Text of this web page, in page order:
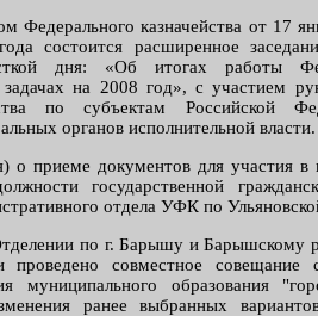
Федерального казначейства от 17
состоится расширенное
дня: «Об итогах работы
на 2008 год», с участием
по субъектам Российской
органов исполнительной власти.
о приеме документов для участия в
государственной
отдела УФК по
по г. Барышу и Барышскому
проведено совместное совещание
муниципального образования
ранее выбранных